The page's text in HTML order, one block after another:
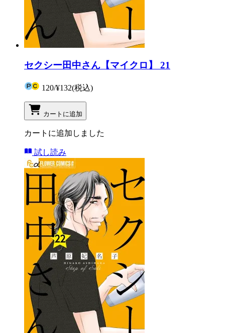
セクシー田中さん【マイクロ】 21
120/¥132(税込)
カートに追加
カートに追加しました
試し読み